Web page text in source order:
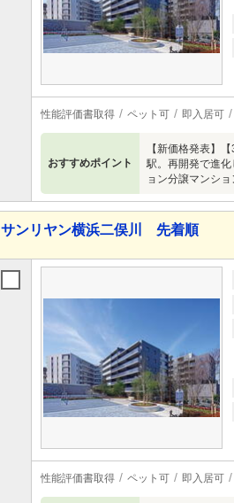
性能評価書取得 ペット可 即入居可
おすすめポイント
【新価格発表】
駅。再開発で進
ョン分譲マンショ
サンリヤン横浜二俣川 先着順
性能評価書取得 ペット可 即入居可